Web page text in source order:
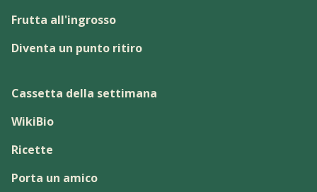
Frutta all'ingrosso
Diventa un punto ritiro
Cassetta della settimana
WikiBio
Ricette
Porta un amico